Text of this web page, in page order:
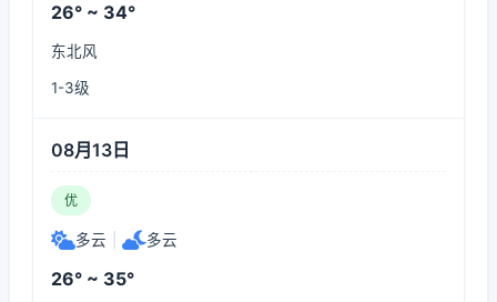
26° ~ 34°
东北风
1-3级
08月13日
优
多云 多云
26° ~ 35°